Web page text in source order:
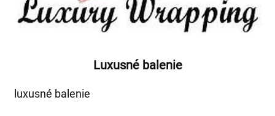
Luxusné balenie
luxusné balenie